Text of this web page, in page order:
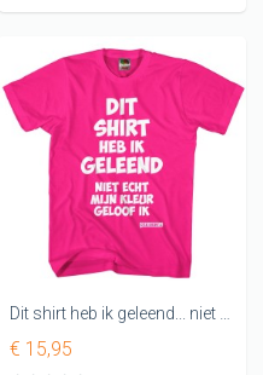
€ 15,95